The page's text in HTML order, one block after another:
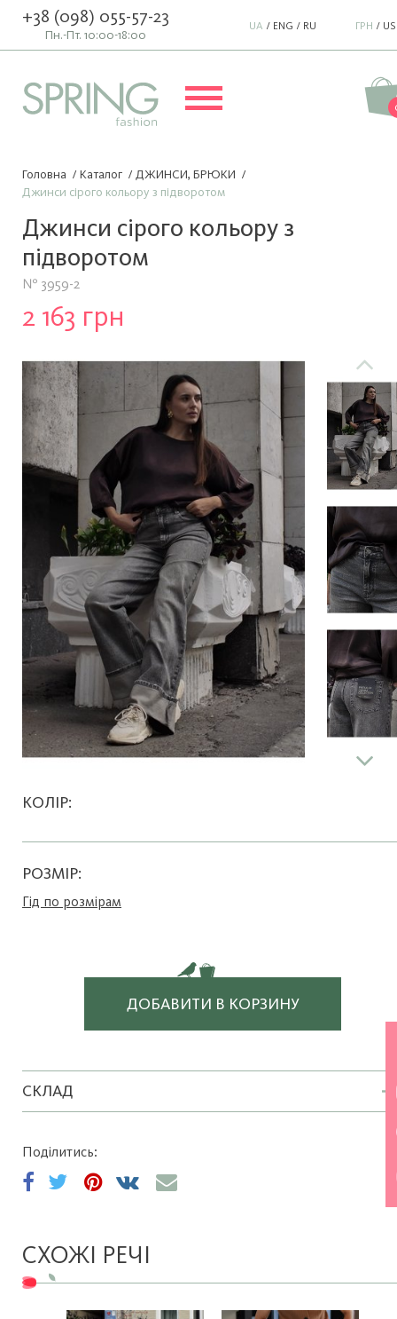
+38 (098) 055-57-23
Пн.-Пт. 10:00-18:00
UA / ENG / RU ГРН /
Головна / Каталог / ДЖИНСИ, БРЮКИ /
Джинси сірого кольору з підворотом
Джинси сірого кольору з
підворотом
№ 3959-2
2 163 грн
КОЛІР:
РОЗМІР:
Гід по розмірам
ДОБАВИТИ В КОРЗИНУ
СКЛАД
Поділитись:
СХОЖІ РЕЧІ